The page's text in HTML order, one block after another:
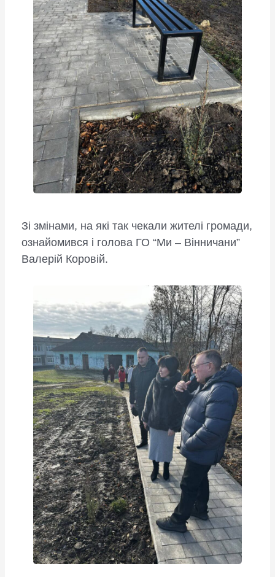
Зі змінами, на які так чекали жителі громади,
ознайомився і голова ГО “Ми – Вінничани”
Валерій Коровій.